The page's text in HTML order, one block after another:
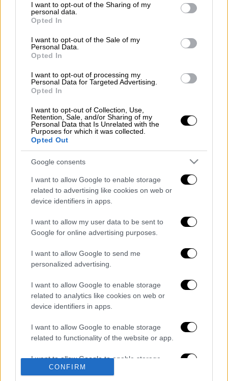
not limited to your visit or usage behaviour. You may click to
grant or deny consent to Google and its third-party tags to
use your data for below specified purposes in below Google
consent section.
I want to opt-out of the Sharing of my
personal data.
Opted In
I want to opt-out of the Sale of my
Personal Data.
Opted In
I want to opt-out of processing my
Personal Data for Targeted Advertising.
Opted In
I want to opt-out of Collection, Use,
Retention, Sale, and/or Sharing of my
Personal Data that Is Unrelated with the
Purposes for which it was collected.
Opted Out
Google consents
I want to allow Google to enable storage
related to advertising like cookies on web or
device identifiers in apps.
I want to allow my user data to be sent to
Google for online advertising purposes.
I want to allow Google to send me
personalized advertising.
I want to allow Google to enable storage
related to analytics like cookies on web or
device identifiers in apps.
I want to allow Google to enable storage
related to functionality of the website or app.
I want to allow Google to enable storage
related to personalization.
CONFIRM
69χρονο εντόπισε ο αδερφός του
, όπως
μεταδίδει το korinthia24.gr.
Περισσότερα σε λίγο...
Τα σχολιά σας δημοσιεύονται άμεσα με δική σας ευθύνη. Το
ΕΘΝΟΣ θα παρεμβαίνει και τα προσβλητικά σχόλια θα
Διαβάστε ακόμη
O στρατηγός ήταν σχιζοφρενής, εμμονικός,
πλησίαζε τα 75 όταν τον αντάμωσε η δόξα –
Ιστορίας!
Ελισάβετ Κωνσταντινίδου στο ethnos.gr:
«Κάθε πόλεμος είναι ένας εμφύλιος, όλοι
Στον εισαγγελέα ο ιδιοκτήτης του beach
Στο «μικροσκόπιο» ο ρόλος του
ναυαγοσώστη